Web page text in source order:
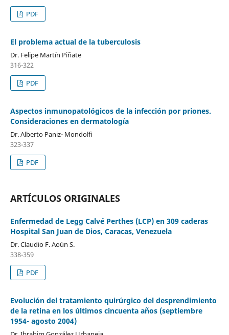
PDF
El problema actual de la tuberculosis
Dr. Felipe Martín Piñate
316-322
PDF
Aspectos inmunopatológicos de la infección por priones.
Consideraciones en dermatología
Dr. Alberto Paniz- Mondolfi
323-337
PDF
ARTÍCULOS ORIGINALES
Enfermedad de Legg Calvé Perthes (LCP) en 309 caderas
Hospital San Juan de Dios, Caracas, Venezuela
Dr. Claudio F. Aoún S.
338-359
PDF
Evolución del tratamiento quirúrgico del desprendimiento
de la retina en los últimos cincuenta años (septiembre
1954- agosto 2004)